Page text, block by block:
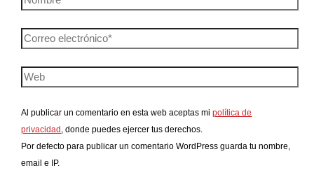
Al publicar un comentario en esta web aceptas mipolítica de
privacidad
, donde puedes ejercer tus derechos.
Por defecto para publicar un comentario WordPress guarda tu nombre,
email e IP.